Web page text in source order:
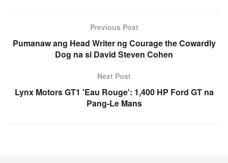
Previous Post
Pumanaw ang Head Writer ng Courage the Cowardly
Dog na si David Steven Cohen
Next Post
Lynx Motors GT1 'Eau Rouge': 1,400 HP Ford GT na
Pang-Le Mans